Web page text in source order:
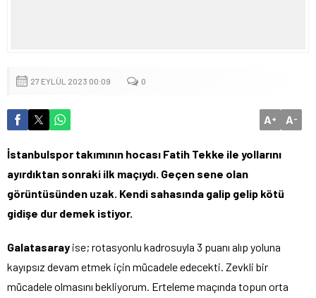
27 EYLÜL 2023 00:09 0
A+ A-
İstanbulspor takımının hocası Fatih Tekke ile yollarını
ayırdıktan sonraki ilk maçıydı. Geçen sene olan
görüntüsünden uzak. Kendi sahasında galip gelip kötü
gidişe dur demek istiyor.
Galatasaray ise; rotasyonlu kadrosuyla 3 puanı alıp yoluna
kayıpsız devam etmek için mücadele edecekti. Zevkli bir
mücadele olmasını bekliyorum. Erteleme maçında topun orta